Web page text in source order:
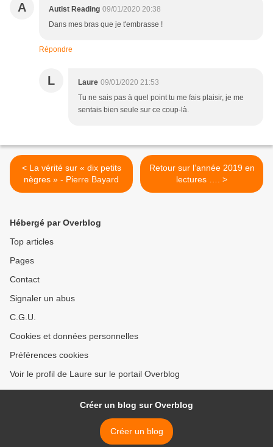
A Autist Reading 09/01/2020 20:38
Dans mes bras que je t'embrasse !
Répondre
L Laure 09/01/2020 21:53
Tu ne sais pas à quel point tu me fais plaisir, je me
sentais bien seule sur ce coup-là.
< La vérité sur « dix petits
nègres » - Pierre Bayard
Retour sur l’année 2019 en
lectures …. >
Hébergé par Overblog
Top articles
Pages
Contact
Signaler un abus
C.G.U.
Cookies et données personnelles
Préférences cookies
Voir le profil de Laure sur le portail Overblog
Créer un blog sur Overblog
Créer un blog